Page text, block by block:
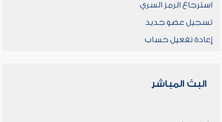
استرجاع الرمز السري
تسجيل عضو جديد
إعادة تفعيل حساب
البث المباشر